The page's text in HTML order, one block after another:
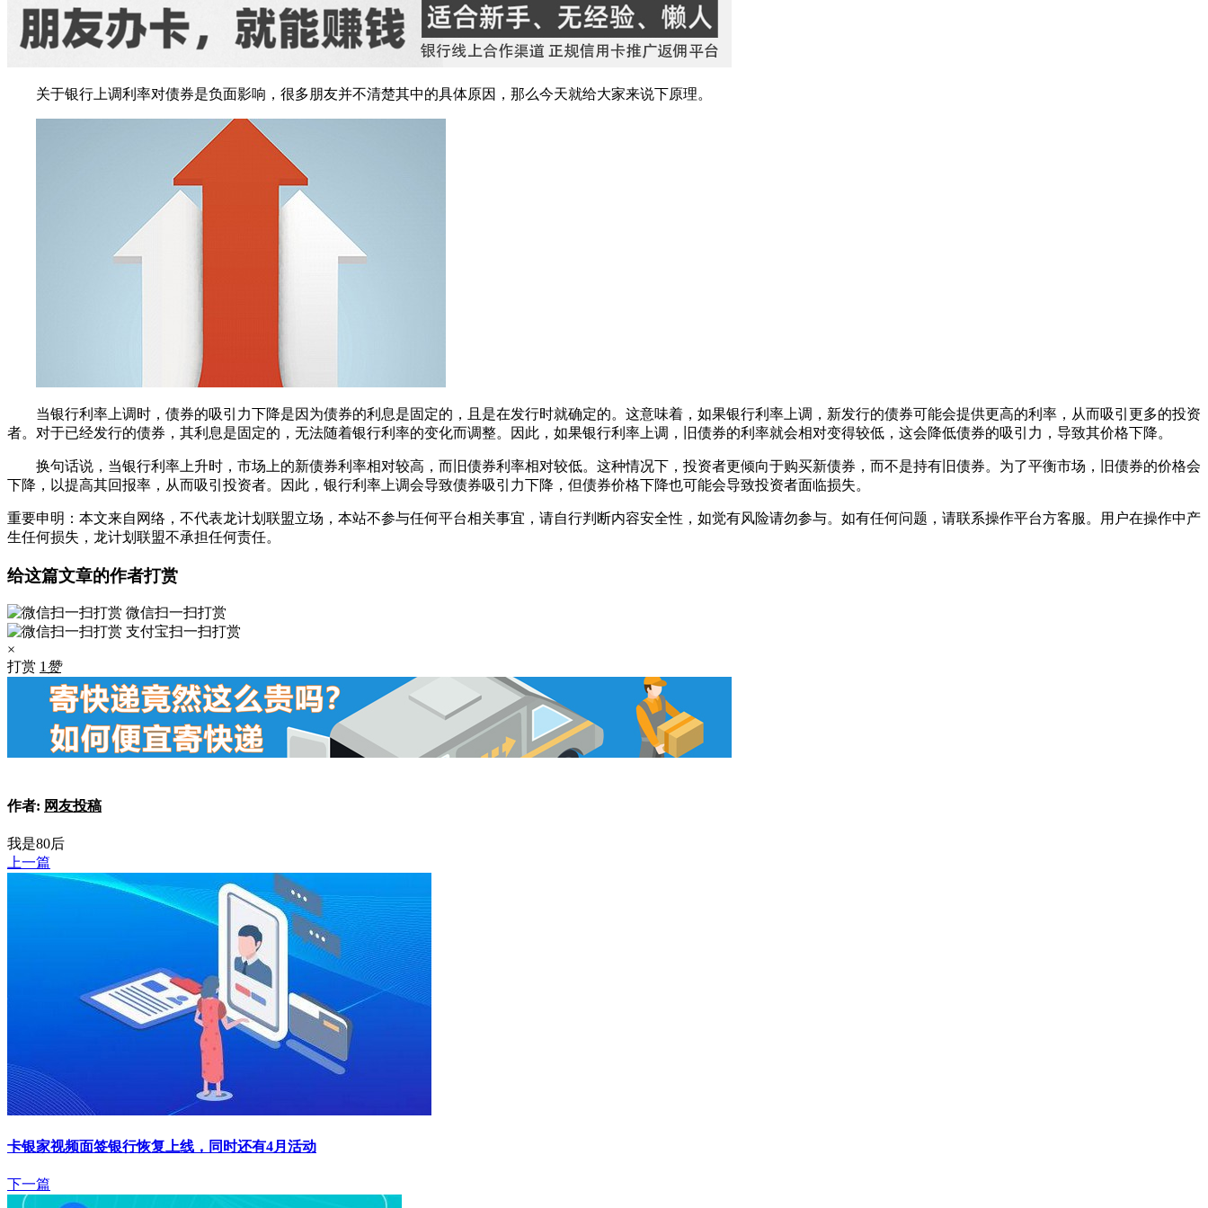
关于银行上调利率对债券是负面影响，很多朋友并不清楚其中的具体原因，那么今天就给大家来说下原理。
当银行利率上调时，债券的吸引力下降是因为债券的利息是固定的，且是在发行时就确定的。这意味着，如果银行利率上调，新发行的债券可能会提供更高的利率，从而吸引更多的投资
者。对于已经发行的债券，其利息是固定的，无法随着银行利率的变化而调整。因此，如果银行利率上调，旧债券的利率就会相对变得较低，这会降低债券的吸引力，导致其价格下降。
换句话说，当银行利率上升时，市场上的新债券利率相对较高，而旧债券利率相对较低。这种情况下，投资者更倾向于购买新债券，而不是持有旧债券。为了平衡市场，旧债券的价格会
下降，以提高其回报率，从而吸引投资者。因此，银行利率上调会导致债券吸引力下降，但债券价格下降也可能会导致投资者面临损失。
重要申明：本文来自网络，不代表龙计划联盟立场，本站不参与任何平台相关事宜，请自行判断内容安全性，如觉有风险请勿参与。如有任何问题，请联系操作平台方客服。用户在操作中产
生任何损失，龙计划联盟不承担任何责任。
给这篇文章的作者打赏
微信扫一扫打赏
支付宝扫一扫打赏
×
打赏 1 赞
作者: 网友投稿
我是80后
上一篇
卡银家视频面签银行恢复上线，同时还有4月活动
下一篇